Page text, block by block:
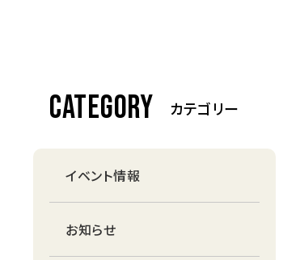
CATEGORY カテゴリー
イベント情報
お知らせ